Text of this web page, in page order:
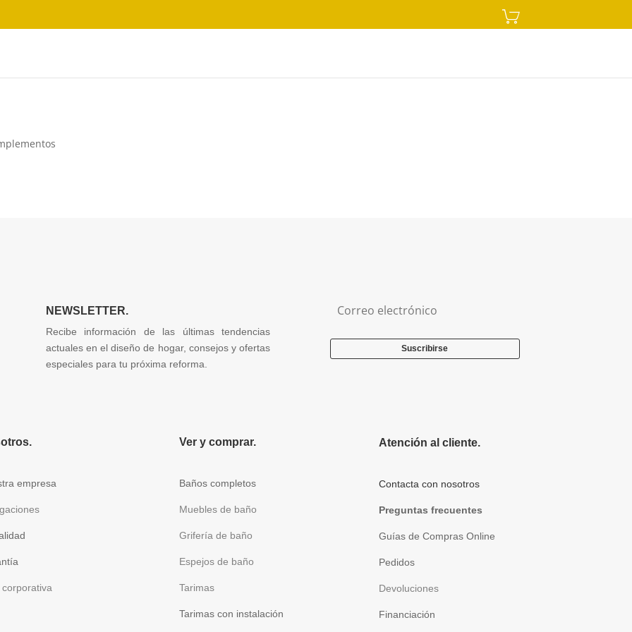
NEWSLETTER.
Recibe información de las últimas tendencias
actuales en el diseño de hogar, consejos y ofertas
especiales para tu próxima reforma.
Suscribirse
empresa
Ver y comprar.
Baños completos
Muebles de baño
Grifería de baño
Espejos de baño
Tarimas
Tarimas con instalación
Atención al cliente.
Contacta con nosotros
Preguntas frecuentes
Guías de Compras Online
Pedidos
Devoluciones
Financiación